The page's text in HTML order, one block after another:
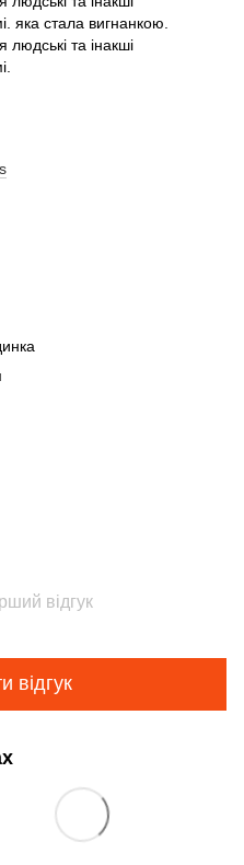
яка стала вигнанкою.
та інакші
відгук
відгук